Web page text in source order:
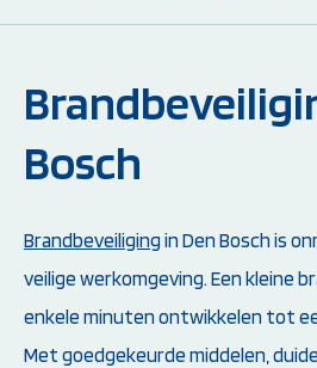
BHV Cursussen &
BHV Basiscursus
BHV Herhaling
Ploegleider BHV
bekijken
Bosch
Brandbeveiliging in Den Bosch is
veilige werkomgeving. Een kleine
enkele minuten ontwikkelen tot
Met goedgekeurde middelen,